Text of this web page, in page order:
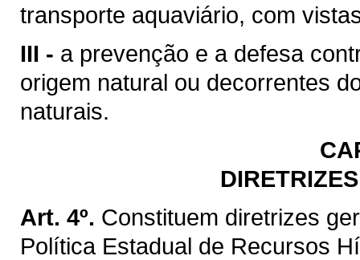
transporte aquaviário, com
III - a prevenção e a defesa
origem natural ou decorrentes
naturais.
Art. 4º. Constituem diretrizes
Política Estadual de Recursos